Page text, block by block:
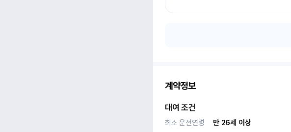
계약정보
대여 조건
최소 운전연령
만 26세 이상